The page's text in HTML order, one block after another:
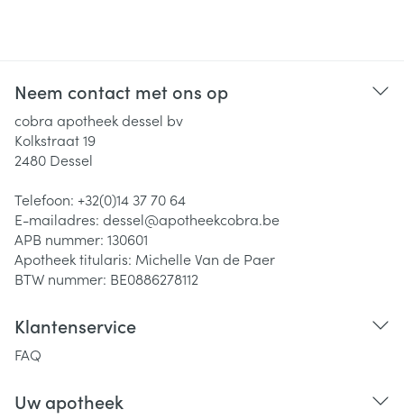
Neem contact met ons op
cobra apotheek dessel bv
Kolkstraat 19
2480 Dessel
Telefoon: +32(0)14 37 70 64
E-mailadres: dessel@apotheekcobra.be
APB nummer: 130601
Apotheek titularis: Michelle Van de Paer
BTW nummer: BE0886278112
Klantenservice
FAQ
Uw apotheek